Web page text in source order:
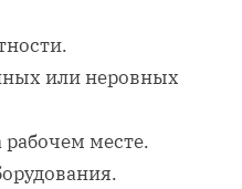
или неровных
месте.